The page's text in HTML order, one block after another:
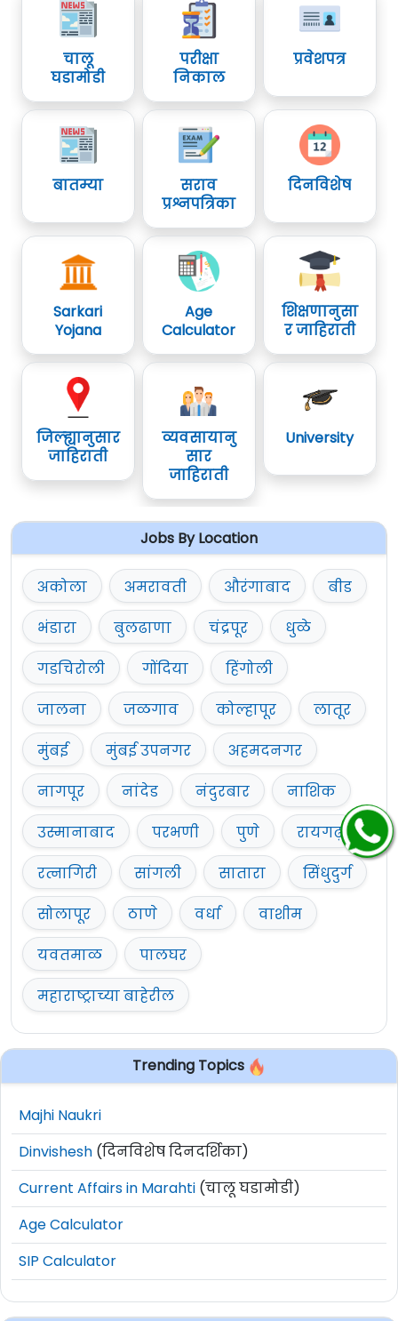
चालू
घडामोडी
परीक्षा
निकाल
प्रवेशपत्र
बातम्या
सराव
प्रश्नपत्रिका
दिनविशेष
Sarkari
Yojana
Age
Calculator
शिक्षणानुसा
र जाहिराती
जिल्ह्यानुसार
जाहिराती
व्यवसायानु
सार
जाहिराती
University
Jobs By Location
अकोला अमरावती औरंगाबाद
बीड
भंडारा
बुलढाणा चंद्रपूर
धुळे
गडचिरोली
गोंदिया
हिंगोली
जालना
जळगाव कोल्हापूर
लातूर
मुंबई
मुंबई उपनगर
अहमदनगर
नागपूर
नांदेड नंदुरबार
नाशिक
उस्मानाबाद
परभणी पुणे
रायगढ़
रत्नागिरी
सांगली सातारा
सिंधुदुर्ग
सोलापूर
ठाणे वर्धा
वाशीम
यवतमाळ
पालघर
महाराष्ट्राच्या बाहेरील
Trending Topics
Majhi Naukri
Dinvishesh (दिनविशेष दिनदर्शिका)
Current Affairs in Marahti (चालू घडामोडी)
Age Calculator
SIP Calculator